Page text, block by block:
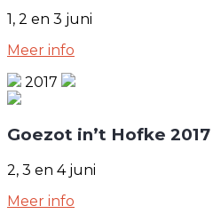
1, 2 en 3 juni
Meer info
2017
Goezot in’t Hofke 2017
2, 3 en 4 juni
Meer info